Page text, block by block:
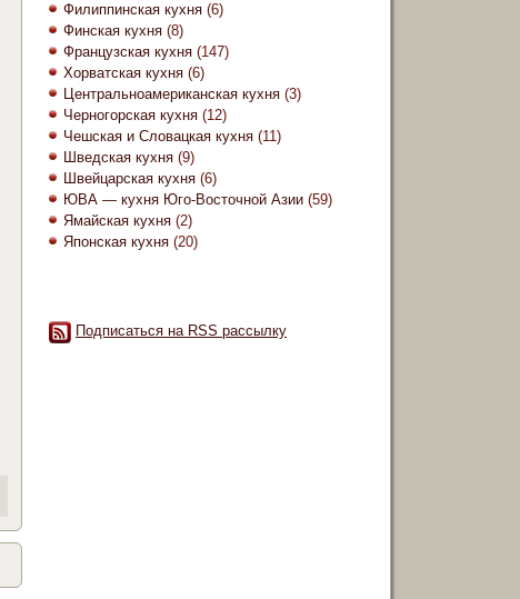
Филиппинская кухня (6)
Финская кухня (8)
Французская кухня (147)
Хорватская кухня (6)
Центральноамериканская кухня (3)
Черногорская кухня (12)
Чешская и Словацкая кухня (11)
Шведская кухня (9)
Швейцарская кухня (6)
ЮВА — кухня Юго-Восточной Азии (59)
Ямайская кухня (2)
Японская кухня (20)
Подписаться на RSS рассылку